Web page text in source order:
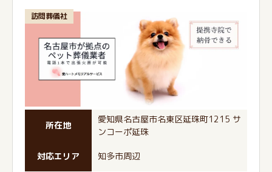
訪問葬儀社
所在地
愛知県名古屋市名東区延珠町1215 サ
ンコーポ延珠
対応エリア 知多市周辺